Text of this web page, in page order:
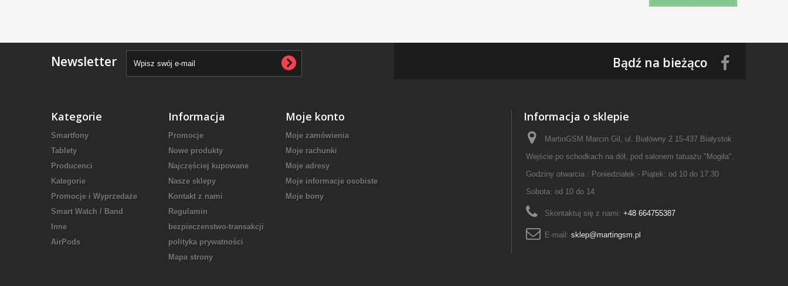
Newsletter Bądź na bieżąco
Kategorie
Smartfony
Tablety
Producenci
Kategorie
Promocje i Wyprzedaże
Smart Watch / Band
Inne
AirPods
Informacja
Promocje
Nowe produkty
Najczęściej kupowane
Nasze sklepy
Kontakt z nami
Regulamin
bezpieczenstwo-transakcji
polityka prywatności
Mapa strony
Moje konto
Moje zamówienia
Moje rachunki
Moje adresy
Moje informacje osobiste
Moje bony
Informacja o sklepie
MartinGSM Marcin Gil, ul. Białówny 2 15-437 Białystok
Wejście po schodkach na dół, pod salonem tatuażu "Mogiła".
Godziny otwarcia : Poniedziałek - Piątek: od 10 do 17.30
Sobota: od 10 do 14
Skontaktuj się z nami: +48 664755387
E-mail: sklep@martingsm.pl